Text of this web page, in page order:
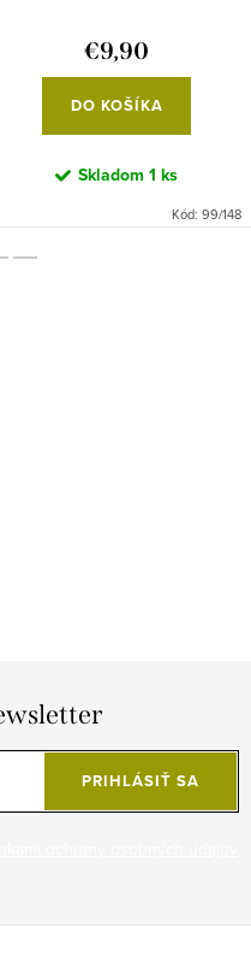
€9,90
DO KOŠÍKA
Skladom 1 ks
Kód: 99/148
PRIHLÁSIŤ SA